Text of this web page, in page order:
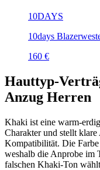
10DAYS
10days
160 €
Hauttyp-
Anzug Herren
Khaki ist eine warm-
Charakter und stellt
Kompatibilität. Die Farbe
weshalb die Anprobe im
falschen Khaki-Ton